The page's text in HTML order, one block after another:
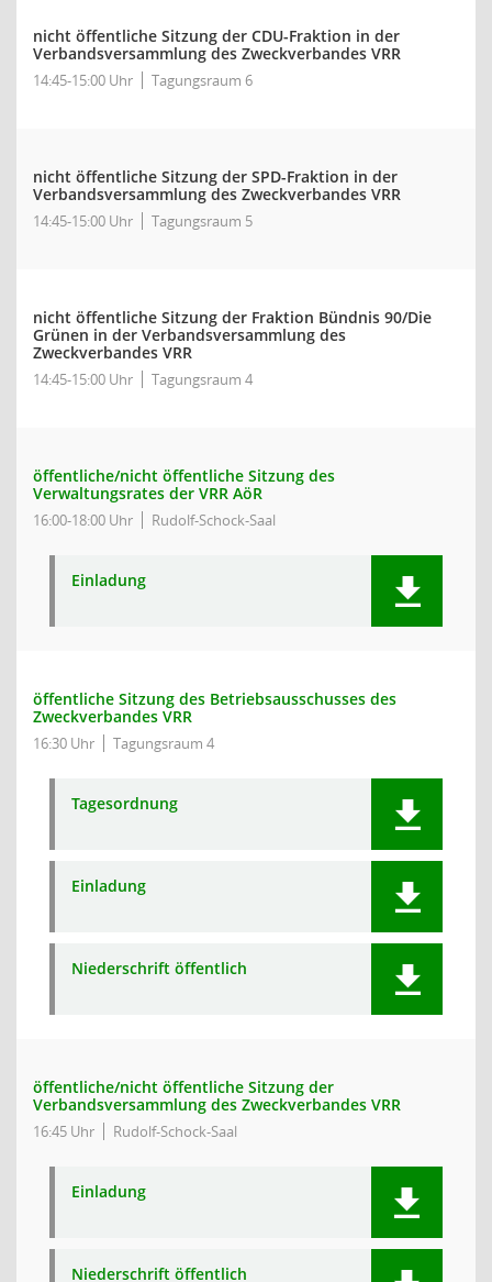
nicht öffentliche Sitzung der CDU-Fraktion in der
Verbandsversammlung des Zweckverbandes VRR
14:45-15:00 Uhr Tagungsraum 6
nicht öffentliche Sitzung der SPD-Fraktion in der
Verbandsversammlung des Zweckverbandes VRR
14:45-15:00 Uhr Tagungsraum 5
nicht öffentliche Sitzung der Fraktion Bündnis 90/Die
Grünen in der Verbandsversammlung des
Zweckverbandes VRR
14:45-15:00 Uhr Tagungsraum 4
öffentliche/nicht öffentliche Sitzung des
Verwaltungsrates der VRR AöR
16:00-18:00 Uhr Rudolf-Schock-Saal
Einladung
öffentliche Sitzung des Betriebsausschusses des
Zweckverbandes VRR
16:30 Uhr Tagungsraum 4
Tagesordnung
Einladung
Niederschrift öffentlich
öffentliche/nicht öffentliche Sitzung der
Verbandsversammlung des Zweckverbandes VRR
16:45 Uhr Rudolf-Schock-Saal
Einladung
Niederschrift öffentlich